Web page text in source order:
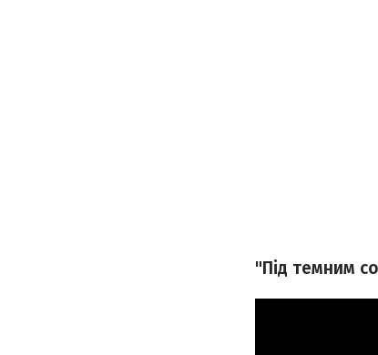
"Під темним